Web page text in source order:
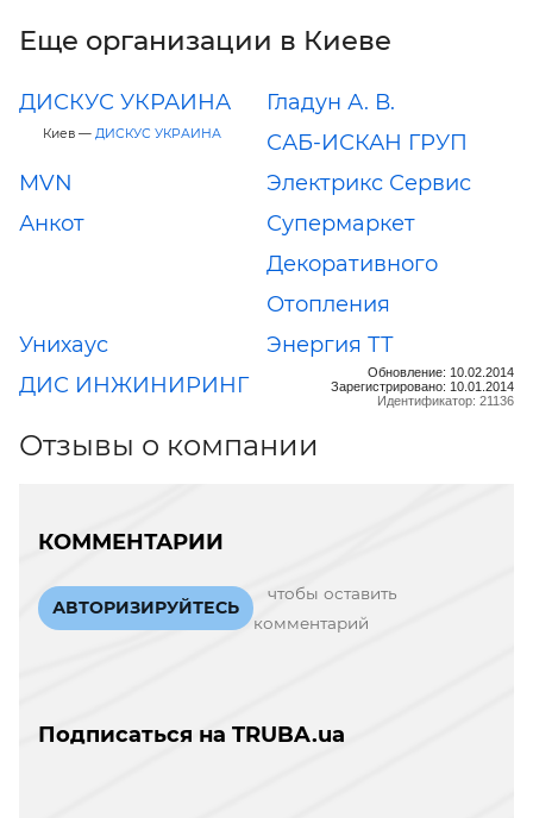
Еще организации в Киеве
ДИСКУС УКРАИНА
Киев — ДИСКУС УКРАИНА
Гладун А. В.
САБ-ИСКАН ГРУП
MVN
Электрикс Сервис
Анкот
Супермаркет
Декоративного
Отопления
Унихаус
Энергия ТТ
ДИС ИНЖИНИРИНГ
Обновление: 10.02.2014
Зарегистрировано: 10.01.2014
Идентификатор: 21136
Отзывы о компании
КОММЕНТАРИИ
АВТОРИЗИРУЙТЕСЬ
чтобы оставить
комментарий
Подписаться на TRUBA.ua